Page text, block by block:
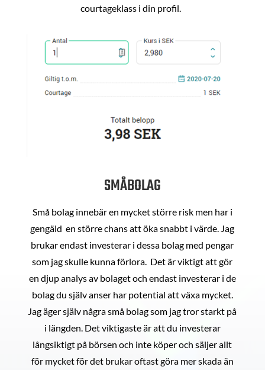
courtageklass i din profil.
SMÅBOLAG
Små bolag innebär en mycket större risk men har i
gengäld en större chans att öka snabbt i värde. Jag
brukar endast investerar i dessa bolag med pengar
som jag skulle kunna förlora. Det är viktigt att gör
en djup analys av bolaget och endast investerar i de
bolag du själv anser har potential att växa mycket.
Jag äger själv några små bolag som jag tror starkt på
i längden. Det viktigaste är att du investerar
långsiktigt på börsen och inte köper och säljer allt
för mycket för det brukar oftast göra mer skada än